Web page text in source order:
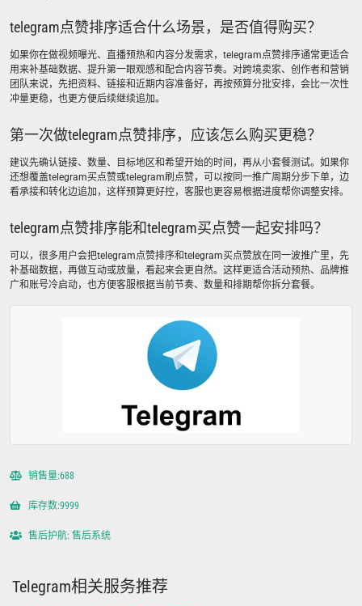
telegram点赞排序适合什么场景，是否值得购买？
如果你在做视频曝光、直播预热和内容分发需求，telegram点赞排序通常更适合
用来补基础数据、提升第一眼观感和配合内容节奏。对跨境卖家、创作者和营销
团队来说，先把资料、链接和近期内容准备好，再按预算分批安排，会比一次性
冲量更稳，也更方便后续继续追加。
第一次做telegram点赞排序，应该怎么购买更稳？
建议先确认链接、数量、目标地区和希望开始的时间，再从小套餐测试。如果你
还想覆盖telegram买点赞或telegram刷点赞，可以按同一推广周期分步下单，边
看承接和转化边追加，这样预算更好控，客服也更容易根据进度帮你调整安排。
telegram点赞排序能和telegram买点赞一起安排吗？
可以，很多用户会把telegram点赞排序和telegram买点赞放在同一波推广里，先
补基础数据，再做互动或放量，看起来会更自然。这样更适合活动预热、品牌推
广和账号冷启动，也方便客服根据当前节奏、数量和排期帮你拆分套餐。
销售量:688
库存数:9999
售后护航: 售后系统
Telegram相关服务推荐